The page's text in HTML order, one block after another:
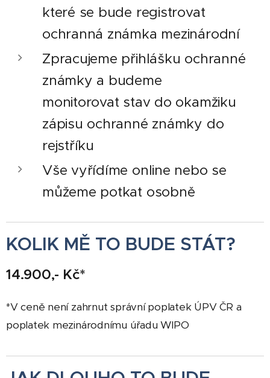
které se bude registrovat
ochranná známka mezinárodní
Zpracujeme přihlášku ochranné
známky a budeme
monitorovat stav do okamžiku
zápisu ochranné známky do
rejstříku
Vše vyřídíme online nebo se
můžeme potkat osobně
KOLIK MĚ TO BUDE STÁT?
14.900,- Kč*
*V ceně není zahrnut správní poplatek ÚPV ČR a
poplatek mezinárodnímu úřadu WIPO